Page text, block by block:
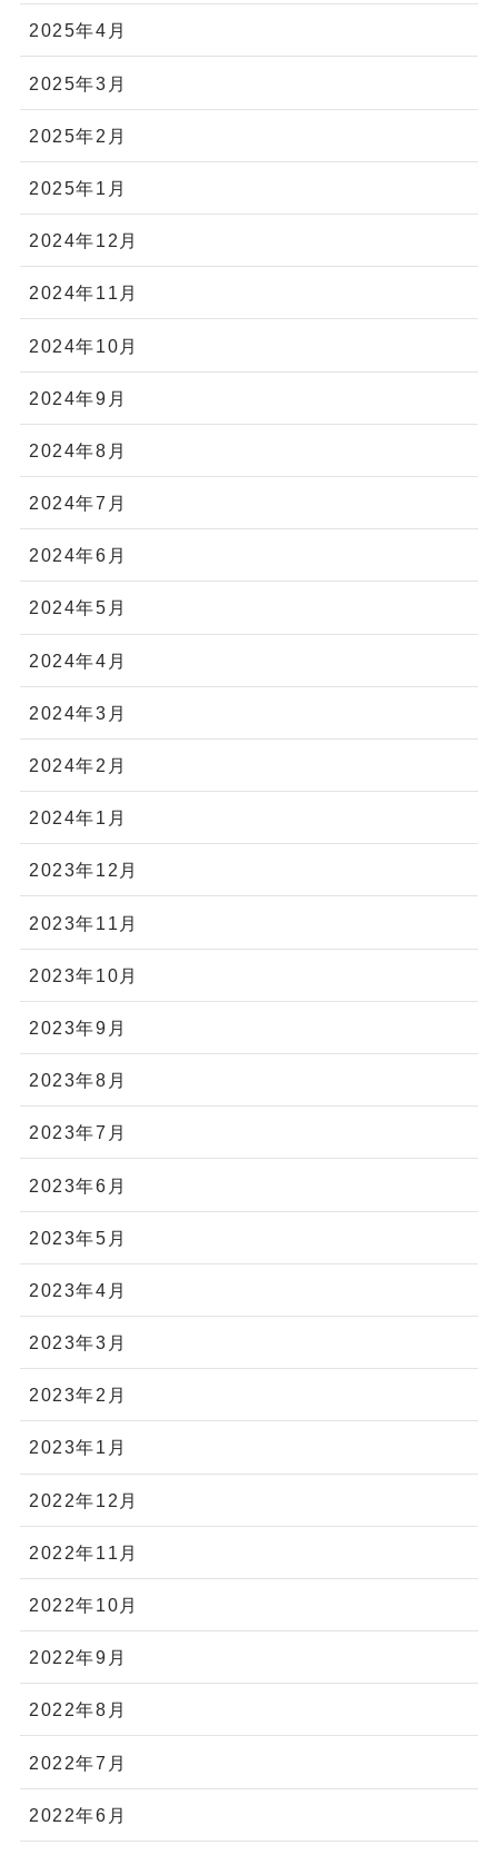
2025年4月
2025年3月
2025年2月
2025年1月
2024年12月
2024年11月
2024年10月
2024年9月
2024年8月
2024年7月
2024年6月
2024年5月
2024年4月
2024年3月
2024年2月
2024年1月
2023年12月
2023年11月
2023年10月
2023年9月
2023年8月
2023年7月
2023年6月
2023年5月
2023年4月
2023年3月
2023年2月
2023年1月
2022年12月
2022年11月
2022年10月
2022年9月
2022年8月
2022年7月
2022年6月